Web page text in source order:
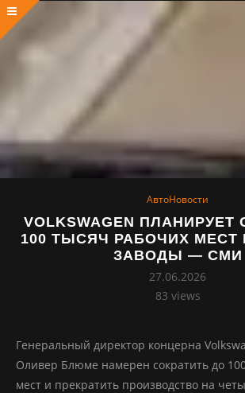
АвтоНовости
VOLKSWAGEN ПЛАНИРУЕТ
100 ТЫСЯЧ РАБОЧИХ МЕСТ
ЗАВОДЫ — СМИ
27.06.2026
83 views
Генеральный директор концерна
Оливер Блюме намерен сократить до
мест и прекратить производство на